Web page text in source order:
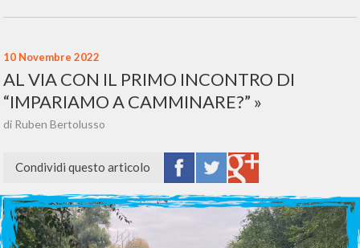
10 Novembre 2022
AL VIA CON IL PRIMO INCONTRO DI
“IMPARIAMO A CAMMINARE?”
di Ruben Bertolusso
Condividi questo articolo